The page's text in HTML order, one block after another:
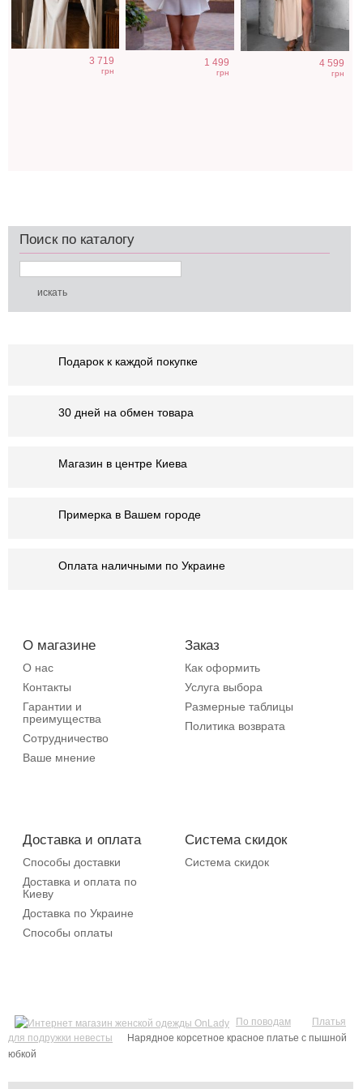
3 719
грн
1 499
грн
4 599
грн
Поиск по каталогу
Подарок к каждой покупке
30 дней на обмен товара
Магазин в центре Киева
Примерка в Вашем городе
Оплата наличными по Украине
О магазине
О нас
Контакты
Гарантии и
преимущества
Сотрудничество
Ваше мнение
Заказ
Как оформить
Услуга выбора
Размерные таблицы
Политика возврата
Доставка и оплата
Способы доставки
Доставка и оплата по
Киеву
Доставка по Украине
Способы оплаты
Система скидок
Система скидок
По поводам
Платья
для подружки невесты
Нарядное корсетное красное платье с пышной
юбкой